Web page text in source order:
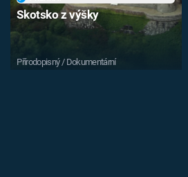
Skotsko z výšky
Přírodopisný / Dokumentární